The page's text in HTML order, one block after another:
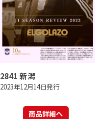
2841 新潟
2023年12月14日発行
商品詳細へ